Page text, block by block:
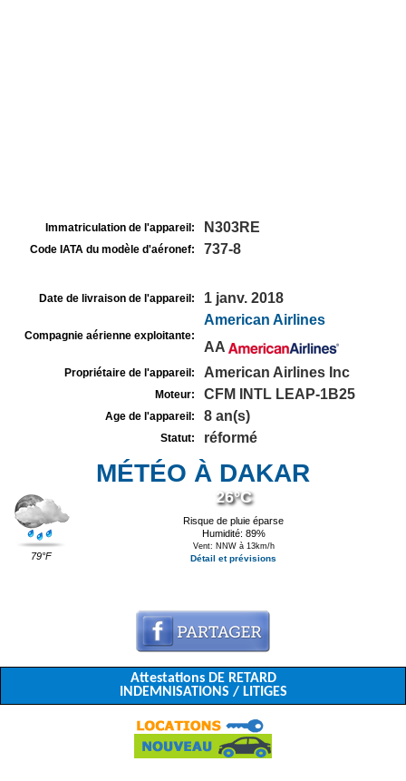
Immatriculation de l'appareil: N303RE
Code IATA du modèle d'aéronef: 737-8
Date de livraison de l'appareil: 1 janv. 2018
Compagnie aérienne exploitante:
American Airlines
AA
Propriétaire de l'appareil: American Airlines Inc
Moteur: CFM INTL LEAP-1B25
Age de l'appareil: 8 an(s)
Statut: réformé
MÉTÉO À DAKAR
79°F
26°C
Risque de pluie éparse
Humidité: 89%
Vent: NNW à 13km/h
Détail et prévisions
Attestations DE RETARD
INDEMNISATIONS / LITIGES